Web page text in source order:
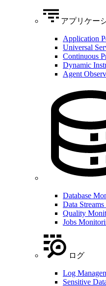
アプリケー
Application
Universal
Continuous
Dynamic
Agent
Database
Data
Quality
Jobs
ログ
Log
Sensitive